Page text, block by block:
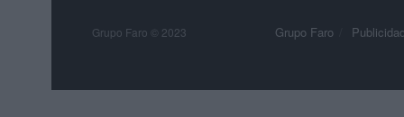
Grupo Faro Publicidad
Grupo Faro © 2023